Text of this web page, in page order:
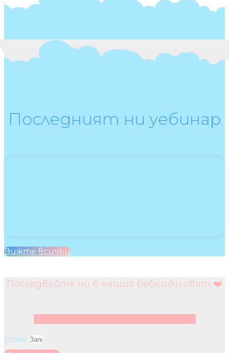
Последният ни уебинар
Вижте всички
Последвайте ни в нашия бебешки свят ❤️
Email